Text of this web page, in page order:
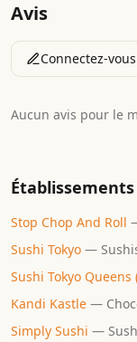
Avis
Connectez-
Aucun avis pour le
Stop Chop And Roll
Sushi Tokyo —
Sushi Tokyo
Kandi Kastle —
Simply Sushi —